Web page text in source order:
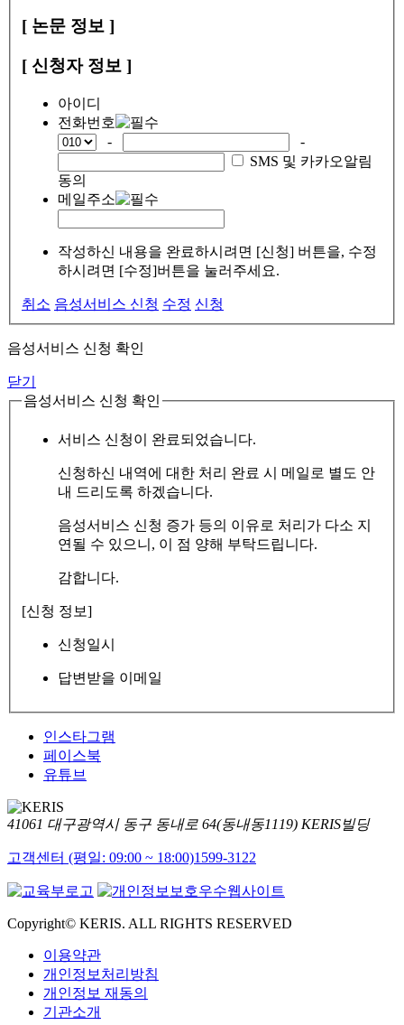
[ 논문 정보 ]
[ 신청자 정보 ]
아이디
전화번호
-
-
SMS 및 카카오알림
동의
메일주소
작성하신 내용을 완료하시려면 [신청] 버튼을, 수정
하시려면 [수정]버튼을 눌러주세요.
취소 음성서비스 신청 수정 신청
음성서비스 신청 확인
닫기
음성서비스 신청 확인
서비스 신청이 완료되었습니다.
신청하신 내역에 대한 처리 완료 시 메일로 별도 안
내 드리도록 하겠습니다.
음성서비스 신청 증가 등의 이유로 처리가 다소 지
연될 수 있으니, 이 점 양해 부탁드립니다.
감합니다.
[신청 정보]
신청일시
답변받을 이메일
인스타그램
페이스북
유튜브
41061 대구광역시 동구 동내로 64(동내동1119) KERIS빌딩
고객센터 (평일: 09:00 ~ 18:00)1599-3122
Copyright© KERIS. ALL RIGHTS RESERVED
이용약관
개인정보처리방침
개인정보 재동의
기관소개